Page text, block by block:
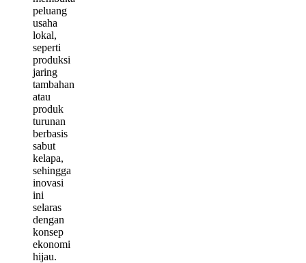
peluang
usaha
lokal,
seperti
produksi
jaring
tambahan
atau
produk
turunan
berbasis
sabut
kelapa,
sehingga
inovasi
ini
selaras
dengan
konsep
ekonomi
hijau.